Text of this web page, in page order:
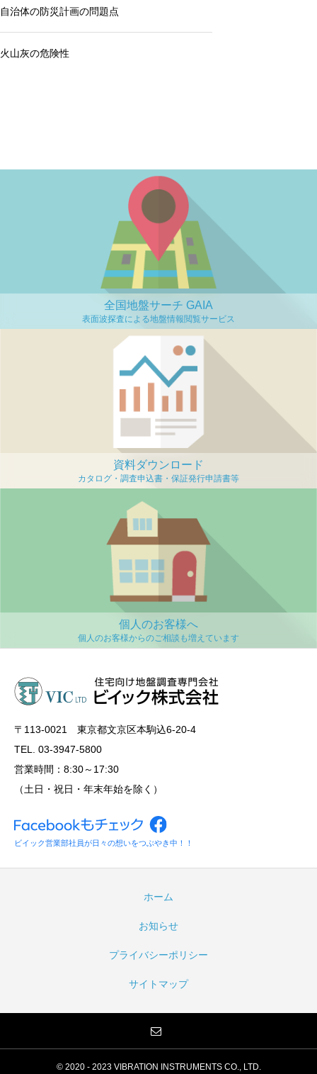
自治体の防災計画の問題点
火山灰の危険性
全国地盤サーチ GAIA
資料ダウンロード
個人のお客様へ
〒113‐0021 東京都文京区本駒込6-20-4
TEL. 03-3947-5800
営業時間：8:30～17:30
（土日・祝日・年末年始を除く）
ビイック営業部社員が日々の想いをつぶやき中！！
ホーム
お知らせ
プライバシーポリシー
サイトマップ
© 2020 - 2023 VIBRATION INSTRUMENTS CO., LTD.